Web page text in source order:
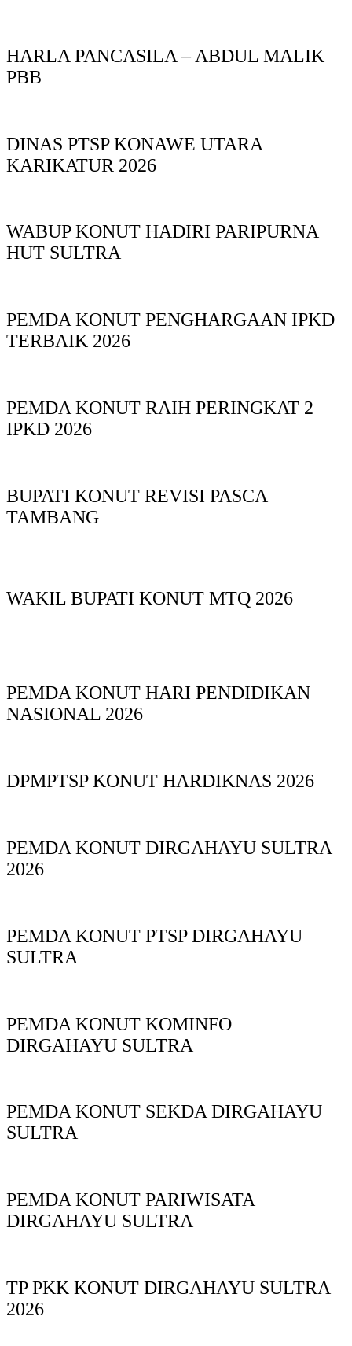
HARLA PANCASILA – ABDUL MALIK
PBB
DINAS PTSP KONAWE UTARA
KARIKATUR 2026
WABUP KONUT HADIRI PARIPURNA
HUT SULTRA
PEMDA KONUT PENGHARGAAN IPKD
TERBAIK 2026
PEMDA KONUT RAIH PERINGKAT 2
IPKD 2026
BUPATI KONUT REVISI PASCA
TAMBANG
WAKIL BUPATI KONUT MTQ 2026
PEMDA KONUT HARI PENDIDIKAN
NASIONAL 2026
DPMPTSP KONUT HARDIKNAS 2026
PEMDA KONUT DIRGAHAYU SULTRA
2026
PEMDA KONUT PTSP DIRGAHAYU
SULTRA
PEMDA KONUT KOMINFO
DIRGAHAYU SULTRA
PEMDA KONUT SEKDA DIRGAHAYU
SULTRA
PEMDA KONUT PARIWISATA
DIRGAHAYU SULTRA
TP PKK KONUT DIRGAHAYU SULTRA
2026